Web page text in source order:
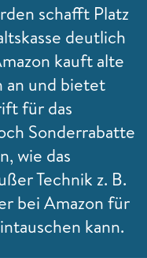
schafft Platz
deutlich
kauft alte
an und bietet
für das
Sonderrabatte
wie das
Technik z. B.
bei Amazon für
kann.